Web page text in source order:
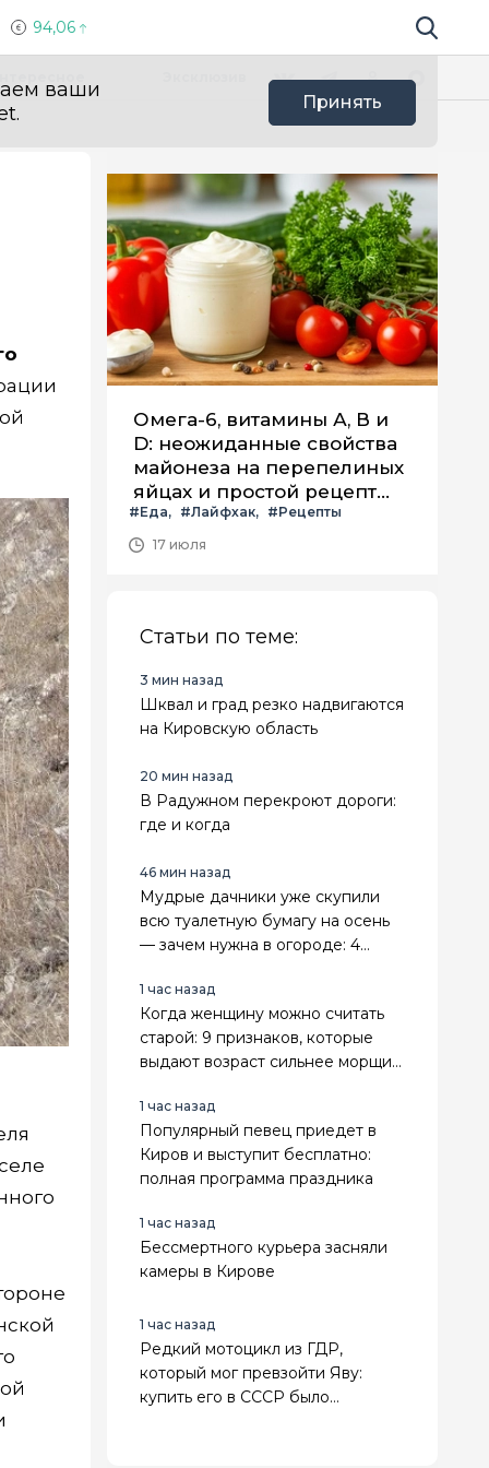
94,06 Поиск по
ваши
Принять
Омега-6, витамины А, В и
D: неожиданные свойства
майонеза на перепелиных
яйцах и простой рецепт
летнего салата с ним
#Еда #Лайфхак
#Рецепты
17 июля
Статьи по теме:
3 мин назад
Шквал и град резко надвигаются
на Кировскую область
20 мин назад
В Радужном перекроют дороги:
где и когда
46 мин назад
Мудрые дачники уже скупили
всю туалетную бумагу на осень
— зачем нужна в огороде: 4
1 час назад
Когда женщину можно считать
старой: 9 признаков, которые
выдают возраст сильнее морщин,
1 час назад
Популярный певец приедет в
Киров и выступит бесплатно:
полная программа праздника
1 час назад
Бессмертного курьера засняли
камеры в Кирове
1 час назад
Редкий мотоцикл из ГДР,
который мог превзойти Яву:
купить его в СССР было